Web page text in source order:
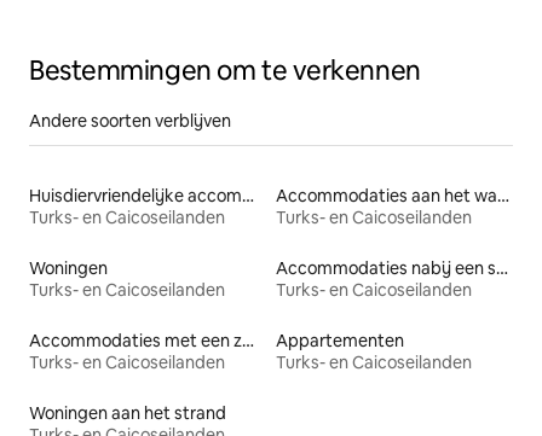
Bestemmingen om te verkennen
Andere soorten verblijven
Huisdiervriendelijke accommodaties
Turks- en Caicoseilanden
Accommodaties aan het water
Turks- en Caicoseilanden
Woningen
Turks- en Caicoseilanden
Accommodaties nabij een strand
Turks- en Caicoseilanden
Accommodaties met een zwembad
Turks- en Caicoseilanden
Appartementen
Turks- en Caicoseilanden
Woningen aan het strand